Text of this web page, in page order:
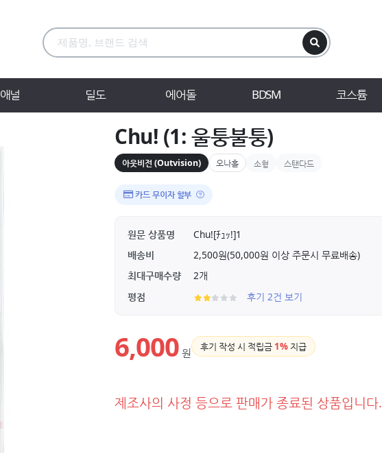
애널 딜도 에어돌 BDSM 코스튬
Chu! (1: 울퉁불퉁)
아웃비전 (Outvision) 오나홀 소형 스탠다드
카드 무이자 할부
원문 상품명
Chu![ﾁｭｯ!]1
배송비
2,500원(50,000원 이상 주문시 무료배송)
최대구매수량
2개
평점
후기 2건 보기
6,000 원 후기 작성 시 적립금 1% 지급
제조사의 사정 등으로 판매가 종료된 상품입니다.